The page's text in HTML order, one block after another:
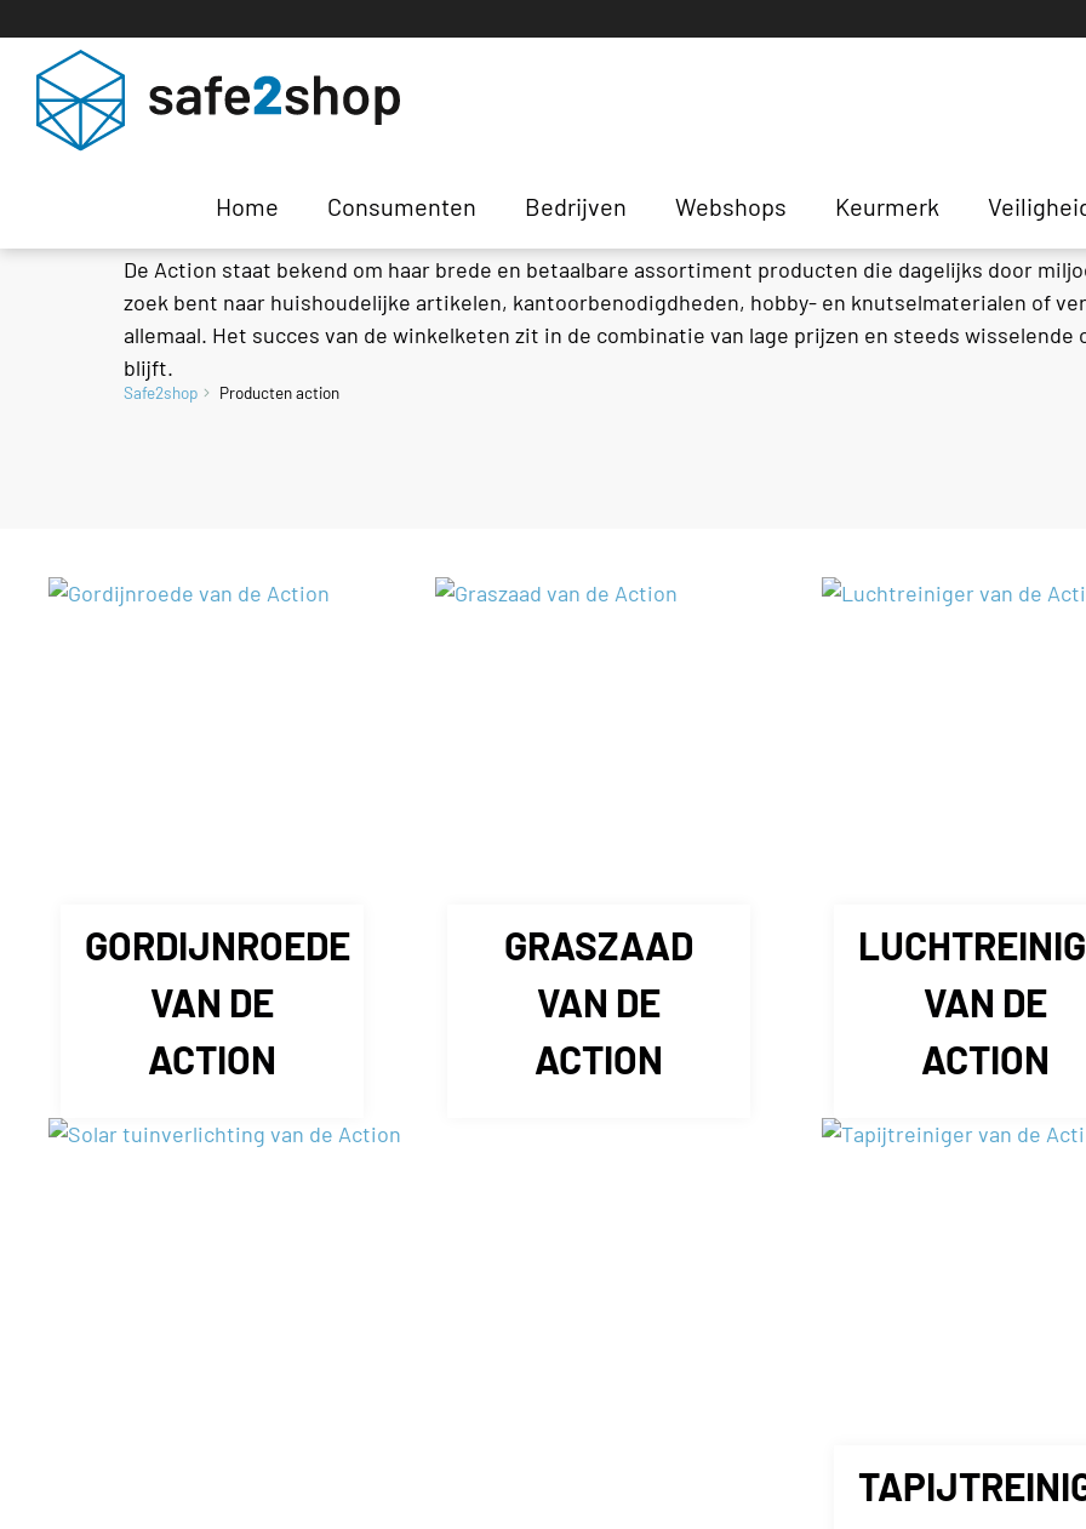
Home Consumenten Bedrijven Webshops Keurmerk
Producten Action
De Action staat bekend om haar brede en betaalbare assortiment producten die dagelijks door
zoek bent naar huishoudelijke artikelen, kantoorbenodigdheden, hobby- en knutselmaterialen of
allemaal. Het succes van de winkelketen zit in de combinatie van lage prijzen en steeds
blijft.
Safe2shop Producten action
GORDIJNROEDE
VAN DE
ACTION
GRASZAAD
VAN DE
ACTION
VAN DE
ACTION